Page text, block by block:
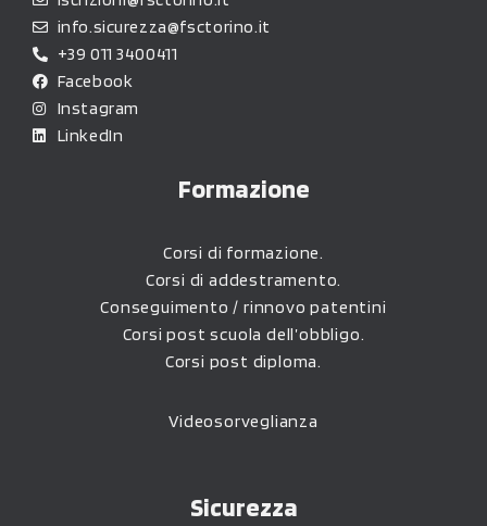
info.sicurezza@fsctorino.it
+39 011 3400411
Facebook
Instagram
LinkedIn
Formazione
Corsi di formazione.
Corsi di addestramento.
Conseguimento / rinnovo patentini
Corsi post scuola dell’obbligo.
Corsi post diploma.
Videosorveglianza
Sicurezza